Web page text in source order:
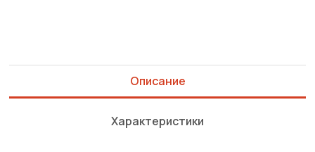
Описание
Характеристики